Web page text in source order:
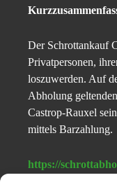
Der Schrottankauf
Privatpersonen,
loszuwerden. Auf
Abholung
Castrop-Rauxel
mittels Barzahlung.
https://